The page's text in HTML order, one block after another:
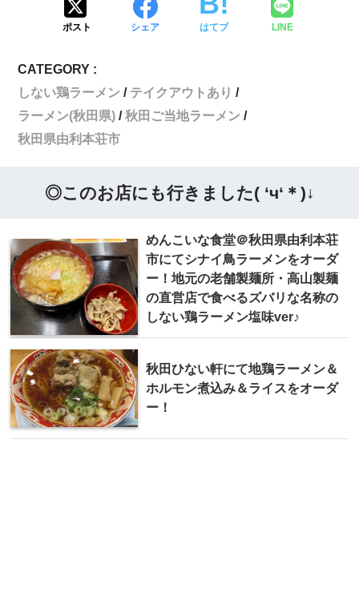
ポスト シェア はてブ LINE
CATEGORY :
しない鶏ラーメン
テイクアウトあり
ラーメン(秋田県)
秋田ご当地ラーメン
秋田県由利本荘市
◎このお店にも行きました( ‘ч‘＊)↓
めんこいな食堂＠秋田県由利本荘
市にてシナイ鳥ラーメンをオーダ
ー！地元の老舗製麺所・高山製麺
の直営店で食べるズバリな名称の
しない鶏ラーメン塩味ver♪
秋田ひない軒にて地鶏ラーメン＆
ホルモン煮込み＆ライスをオーダ
ー！